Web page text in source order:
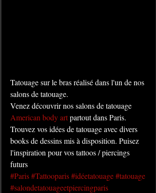
Tatouage sur le bras réalisé dans l'un de nos
salons de tatouage.
Venez découvrir nos salons de tatouage
American body art partout dans Paris.
Trouvez vos idées de tatouage avec divers
books de dessins mis à disposition. Puisez
l'inspiration pour vos tattoos / piercings
futurs
#Paris#Tattooparis#idéetatouage#tatouage
#salondetatouageetpiercingparis